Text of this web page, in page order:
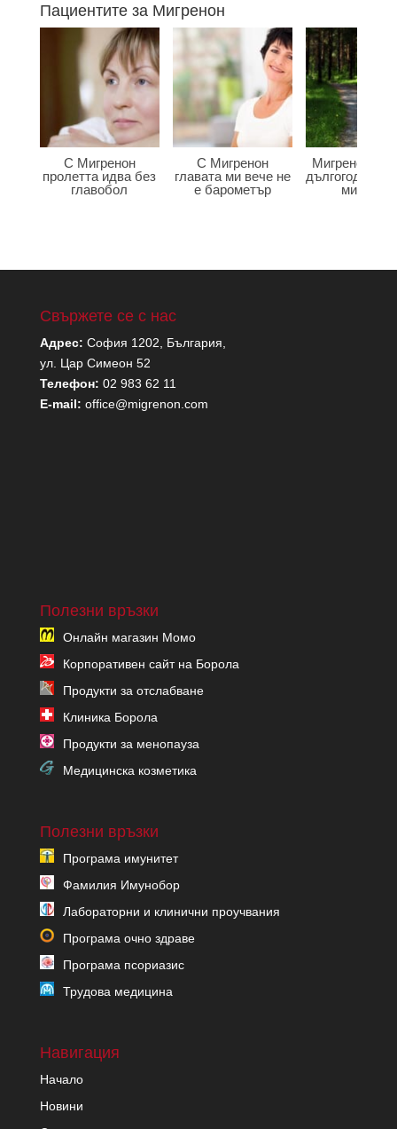
Пациентите за Мигренон
С Мигренон
пролетта идва без
главобол
С Мигренон
главата ми вече не
е барометър
Мигренон
мигрена
Свържете се с нас
Адрес: София 1202, България,
ул. Цар Симеон 52
Телефон: 02 983 62 11
E-mail: office@migrenon.com
Полезни връзки
Онлайн магазин Момо
Корпоративен сайт на Борола
Продукти за отслабване
Клиника Борола
Продукти за менопауза
Медицинска козметика
Полезни връзки
Програма имунитет
Фамилия Имунобор
Лабораторни и клинични проучвания
Програма очно здраве
Програма псориазис
Трудова медицина
Навигация
Начало
Новини